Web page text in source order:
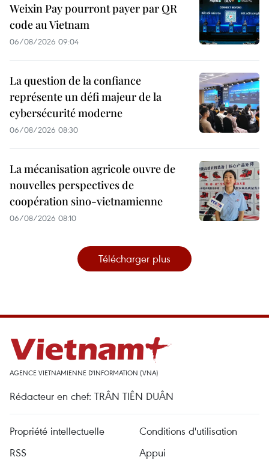
Weixin Pay pourront payer par QR
code au Vietnam
06/08/2026 09:04
La question de la confiance
représente un défi majeur de la
cybersécurité moderne
06/08/2026 08:30
La mécanisation agricole ouvre de
nouvelles perspectives de
coopération sino-vietnamienne
06/08/2026 08:10
Télécharger plus
AGENCE VIETNAMIENNE D'INFORMATION (VNA)
Rédacteur en chef: TRÂN TIÊN DUÂN
Propriété intellectuelle
Conditions d'utilisation
RSS
Appui